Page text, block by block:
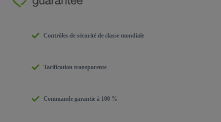
Contrôles de sécurité de classe mondiale
Tarification transparente
Commande garantie à 100 %